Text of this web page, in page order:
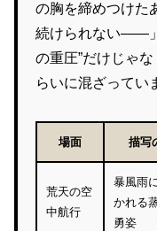
の胸を締めつけた
続けられない――
の重圧”だけじゃな
らいに混ざってい
場面 描写
荒天の空
中航行
暴風雨
かれる
勇姿